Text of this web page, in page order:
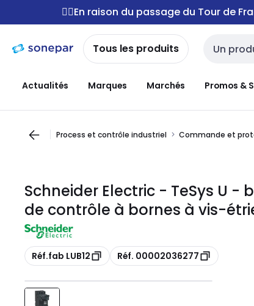
navigation
Passer
au
contenu
🚴‍♂️En raison du passage du Tour de
Tous les produits Entrée de
Actualités Marques Marchés Promos &
Process et contrôle industriel Commande et
Schneider Electric - TeSys U -
de contrôle à bornes à vis-
Copie
Réf.fab LUB12 Copie
Réf. 00002036277